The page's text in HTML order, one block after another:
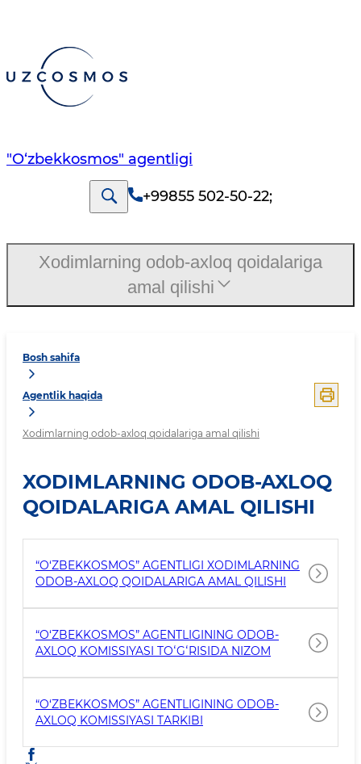
"O‘zbekkosmos" agentligi
+99855 502-50-22;
Bosh sahifa
Agentlik haqida
Xodimlarning odob-axloq qoidalariga amal qilishi
XODIMLARNING ODOB-AXLOQ
QOIDALARIGA AMAL QILISHI
“O‘ZBEKKOSMOS” AGENTLIGI XODIMLARNING
ODOB-AXLOQ QOIDALARIGA AMAL QILISHI
“O‘ZBEKKOSMOS” AGENTLIGINING ODOB-
AXLOQ KOMISSIYASI TOʻGʻRISIDA NIZOM
“O‘ZBEKKOSMOS” AGENTLIGINING ODOB-
AXLOQ KOMISSIYASI TARKIBI
Xodimlarning odob-axloq qoidalariga
amal qilishi